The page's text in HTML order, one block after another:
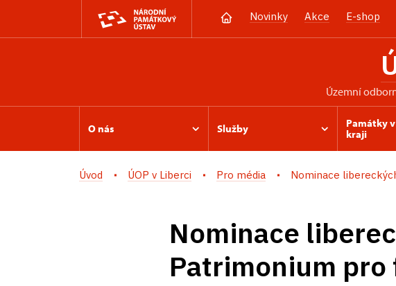
Novinky Akce E-shop
územní
O nás Služby
Památky
kraji
Úvod ÚOP v Liberci Pro média Nominace
Nominace
Patrimonium